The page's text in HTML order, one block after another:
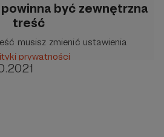
być zewnętrzna
treść
musisz zmienić ustawienia
prywatności